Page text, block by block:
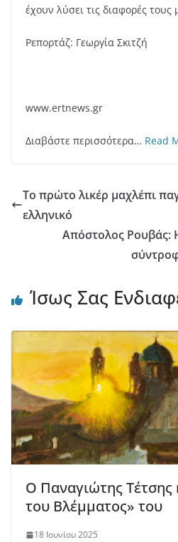
έχουν λύσει τις διαφορές τους
Ρεπορτάζ: Γεωργία Σκιτζή
www.ertnews.gr
Διαβάστε περισσότερα… Read
Το πρώτο λικέρ μαχλέπι
ελληνικό
Απόστολος Ρουβάς:
Ίσως Σας
Ο Παναγιώτης Τέτσης
του Βλέμματος» του
18 Ιουνίου 2025